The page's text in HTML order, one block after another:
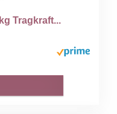
Tragkraft...